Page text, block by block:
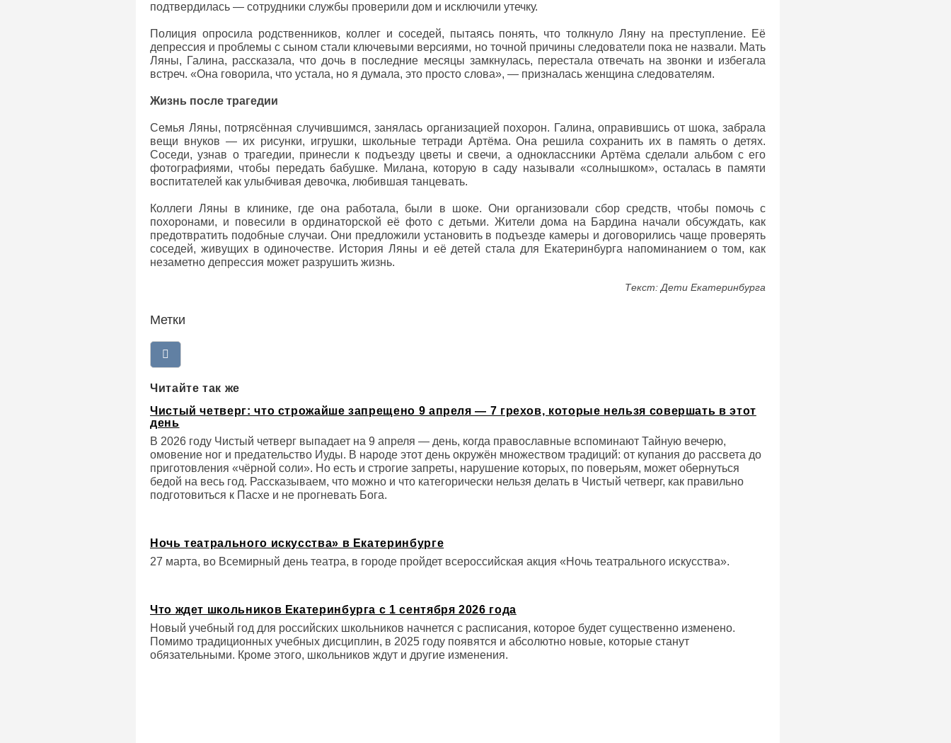
подтвердилась — сотрудники службы проверили дом и исключили утечку.
Полиция опросила родственников, коллег и соседей, пытаясь понять, что толкнуло Ляну на преступление. Её
депрессия и проблемы с сыном стали ключевыми версиями, но точной причины следователи пока не назвали. Мать
Ляны, Галина, рассказала, что дочь в последние месяцы замкнулась, перестала отвечать на звонки и избегала
встреч. «Она говорила, что устала, но я думала, это просто слова», — призналась женщина следователям.
Жизнь после трагедии
Семья Ляны, потрясённая случившимся, занялась организацией похорон. Галина, оправившись от шока, забрала
вещи внуков — их рисунки, игрушки, школьные тетради Артёма. Она решила сохранить их в память о детях.
Соседи, узнав о трагедии, принесли к подъезду цветы и свечи, а одноклассники Артёма сделали альбом с его
фотографиями, чтобы передать бабушке. Милана, которую в саду называли «солнышком», осталась в памяти
воспитателей как улыбчивая девочка, любившая танцевать.
Коллеги Ляны в клинике, где она работала, были в шоке. Они организовали сбор средств, чтобы помочь с
похоронами, и повесили в ординаторской её фото с детьми. Жители дома на Бардина начали обсуждать, как
предотвратить подобные случаи. Они предложили установить в подъезде камеры и договорились чаще проверять
соседей, живущих в одиночестве. История Ляны и её детей стала для Екатеринбурга напоминанием о том, как
незаметно депрессия может разрушить жизнь.
Текст: Дети Екатеринбурга
Метки
Читайте так же
Чистый четверг: что строжайше запрещено 9 апреля — 7 грехов, которые нельзя совершать в этот
день
В 2026 году Чистый четверг выпадает на 9 апреля — день, когда православные вспоминают Тайную вечерю,
омовение ног и предательство Иуды. В народе этот день окружён множеством традиций: от купания до рассвета до
приготовления «чёрной соли». Но есть и строгие запреты, нарушение которых, по поверьям, может обернуться
бедой на весь год. Рассказываем, что можно и что категорически нельзя делать в Чистый четверг, как правильно
подготовиться к Пасхе и не прогневать Бога.
Ночь театрального искусства» в Екатеринбурге
27 марта, во Всемирный день театра, в городе пройдет всероссийская акция «Ночь театрального искусства».
Что ждет школьников Екатеринбурга с 1 сентября 2026 года
Новый учебный год для российских школьников начнется с расписания, которое будет существенно изменено.
Помимо традиционных учебных дисциплин, в 2025 году появятся и абсолютно новые, которые станут
обязательными. Кроме этого, школьников ждут и другие изменения.